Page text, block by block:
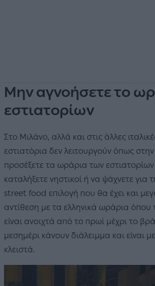
Μην αγνοήσετε το
εστιατορίων
Στο Μιλάνο, αλλά και στις άλλες
εστιατόρια δεν λειτουργούν όπως
προσέξετε τα ωράρια των
καταλήξετε νηστικοί ή να ψάχνετε για
street food επιλογή που θα έχει και
αντίθεση με τα ελληνικά ωράρια όπου
είναι ανοιχτά από το πρωί μέχρι το
μεσημέρι κάνουν διάλειμμα και είναι
κλειστά.